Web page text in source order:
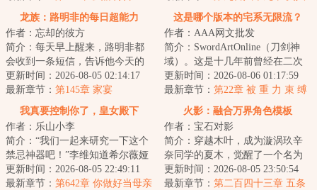
一舞（二合一）
龙族：路明非的每日超能力
作者：忘却的彼方
简介：每天早上醒来，路明非都
会收到一条短信，告诉他今天的
超能力是什么。昨天是召唤Fate里
的角色，今天...
更新时间：2026-08-05 02:14:17
最新章节： 第145章 家宴
这是哪个版本的宅系无限流？
作者：AAA网文批发
简介：SwordArtOnline（刀剑神
域）。这是十几年前曾经在二次
元里如雷贯耳的霸权番剧，只有
剑技而没有魔法...
更新时间：2026-08-06 01:17:59
最新章节： 第22章 被 重 力 束 缚
的 灵 魂
我真要控制你了，皇女殿下
作者：乐山小李
简介：“我们一起来研究一下这个
禁忌神器吧！”李维知道希尔薇娅
会玩，但没有想过她这么会玩。
当据说能控...
更新时间：2026-08-05 22:49:11
最新章节： 第642章 你做好当母亲
火影：融合万界角色模板
作者：宝石对影
简介：穿越木叶，成为漩涡玖辛
奈同学的夏木，觉醒了一个名为
万界之主的系统。只要完成特定
的条件，他就可...
更新时间：2026-08-05 23:50:54
最新章节： 第二百四十三章 五条